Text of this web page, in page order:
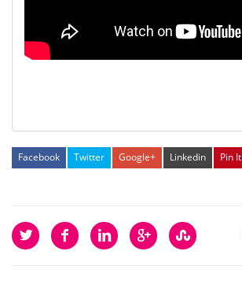
Facebook Twitter Google+ Linkedin Pin It